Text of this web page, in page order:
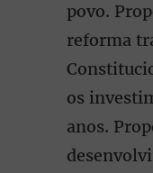
povo.
reforma
os
anos.